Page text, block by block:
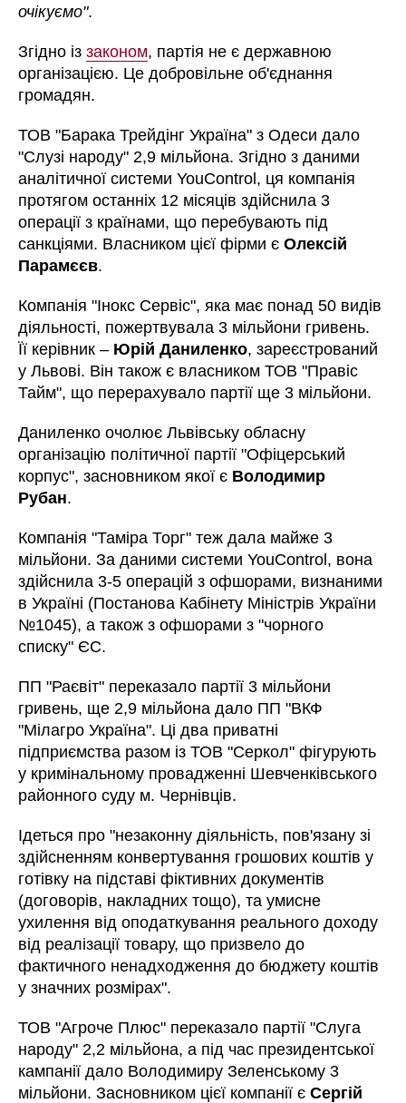
очікуємо".
Згідно іззаконом, партія не є державною
організацією. Це добровільне об'єднання
громадян.
ТОВ "Барака Трейдінг Україна" з Одеси дало
"Слузі народу" 2,9 мільйона. Згідно з даними
аналітичної системи YouControl, ця компанія
протягом останніх 12 місяців здійснила 3
операції з країнами, що перебувають під
санкціями. Власником цієї фірми єОлексій
Парамєєв.
Компанія "Інокс Сервіс", яка має понад 50 видів
діяльності, пожертвувала 3 мільйони гривень.
Її керівник – Юрій Даниленко, зареєстрований
у Львові. Він також є власником ТОВ "Правіс
Тайм", що перерахувало партії ще 3 мільйони.
Даниленко очолює Львівську обласну
організацію політичної партії "Офіцерський
корпус", засновником якої є Володимир
Рубан.
Компанія "Таміра Торг" теж дала майже 3
мільйони. За даними системи YouControl, вона
здійснила 3-5 операцій з офшорами, визнаними
в Україні (Постанова Кабінету Міністрів України
№1045), а також з офшорами з "чорного
списку" ЄС.
ПП "Раєвіт" переказало партії 3 мільйони
гривень, ще 2,9 мільйона дало ПП "ВКФ
"Мілагро Україна". Ці два приватні
підприємства разом із ТОВ "Серкол" фігурують
у кримінальному провадженні Шевченківського
районного суду м. Чернівців.
Ідеться про "незаконну діяльність, пов'язану зі
здійсненням конвертування грошових коштів у
готівку на підставі фіктивних документів
(договорів, накладних тощо), та умисне
ухилення від оподаткування реального доходу
від реалізації товару, що призвело до
фактичного ненадходження до бюджету коштів
у значних розмірах".
ТОВ "Агроче Плюс" переказало партії "Слуга
народу" 2,2 мільйона, а під час президентської
кампанії дало Володимиру Зеленському 3
мільйони. Засновником цієї компанії єСергій